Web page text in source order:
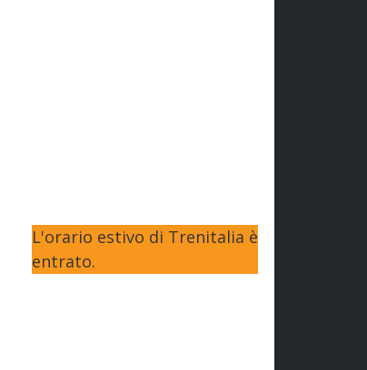
L'orario estivo di Trenitalia è
entrato.